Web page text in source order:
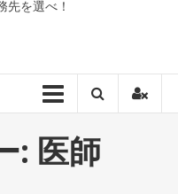
先を選べ！
: 医師